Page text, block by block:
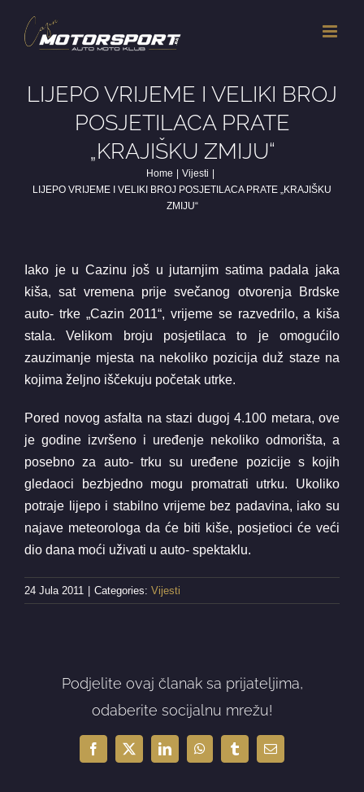
content
LIJEPO VRIJEME I VELIKI BROJ
POSJETILACA PRATE
„KRAJIŠKU ZMIJU“
Home
Vijesti
LIJEPO VRIJEME I VELIKI BROJ POSJETILACA PRATE „KRAJIŠKU
ZMIJU“
Iako je u Cazinu još u jutarnjim satima padala jaka
kiša, sat vremena prije svečanog otvorenja Brdske
auto- trke „Cazin 2011“, vrijeme se razvedrilo, a kiša
stala. Velikom broju posjetilaca to je omogućilo
zauzimanje mjesta na nekoliko pozicija duž staze na
kojima željno iščekuju početak utrke.
Pored novog asfalta na stazi dugoj 4.100 metara, ove
je godine izvršeno i uređenje nekoliko odmorišta, a
posebno za auto- trku su uređene pozicije s kojih
gledaoci bezbjedno mogu promatrati utrku. Ukoliko
potraje lijepo i stabilno vrijeme bez padavina, iako su
najave meteorologa da će biti kiše, posjetioci će veći
dio dana moći uživati u auto- spektaklu.
24 Jula 2011 Categories: Vijesti
Podjelite ovaj članak sa prijateljima,
odaberite socijalnu mrežu!
Facebook
X LinkedInWhatsAppTumblrEmail